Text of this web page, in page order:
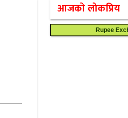
आजको लोकप्रिय
Rupee